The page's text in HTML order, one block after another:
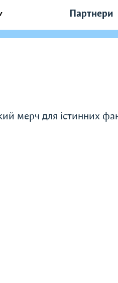
Партнери
мерч для істинних